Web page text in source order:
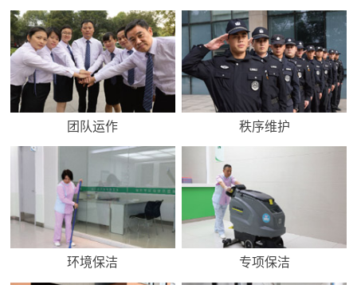
团队运作 秩序维护
环境保洁 专项保洁